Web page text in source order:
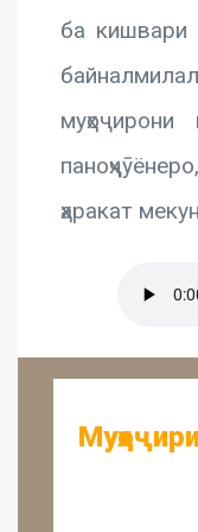
ба кишвари
ҳаракат